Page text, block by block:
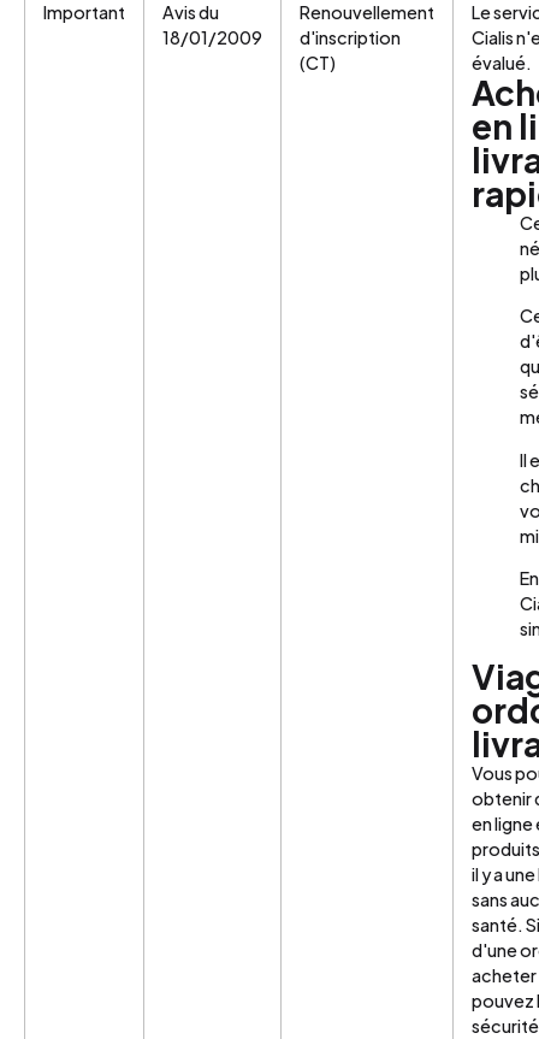
Important
Avis du
18/01/2009
Renouvellement
d'inscription
(CT)
Le
Cialis
évalué.
en
Il
Vous
obtenir
en ligne
il y a
sans
santé.
d'une
acheter
pouvez